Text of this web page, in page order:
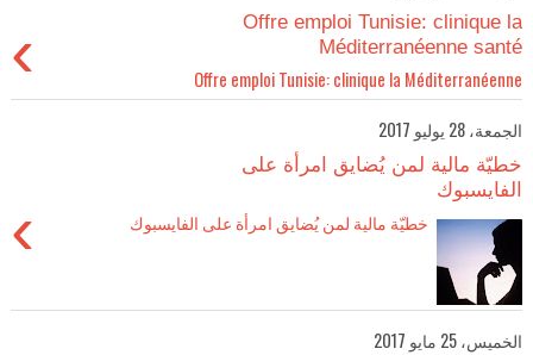
Offre emploi Tunisie: clinique la
Méditerranéenne santé
›
Offre emploi Tunisie: clinique la Méditerranéenne
الجمعة، 28 يوليو 2017
خطيّة مالية لمن يُضايق امرأة على
الفايسبوك
› خطيّة مالية لمن يُضايق امرأة على الفايسبوك
الخميس، 25 مايو 2017